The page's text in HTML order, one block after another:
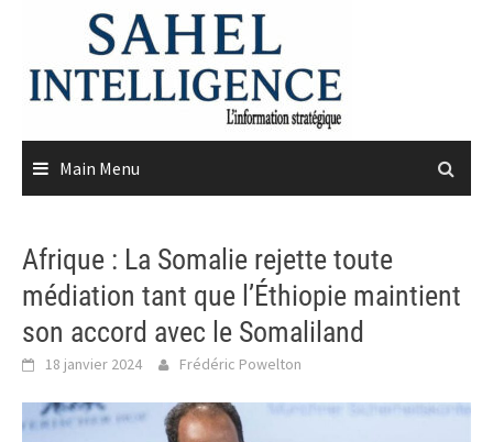
content
Main Menu
Afrique : La Somalie rejette toute
médiation tant que l’Éthiopie maintient
son accord avec le Somaliland
18 janvier 2024 Frédéric Powelton